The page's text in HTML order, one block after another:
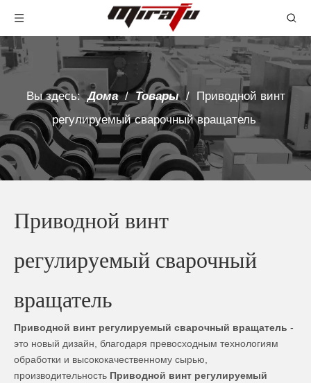
Вы здесь: Дома / Товары / Приводной винт
регулируемый сварочный вращатель
Приводной винт
регулируемый сварочный
вращатель
Приводной винт регулируемый сварочный вращатель -
это новый дизайн, благодаря превосходным технологиям
обработки и высококачественному сырью,
производительность Приводной винт регулируемый